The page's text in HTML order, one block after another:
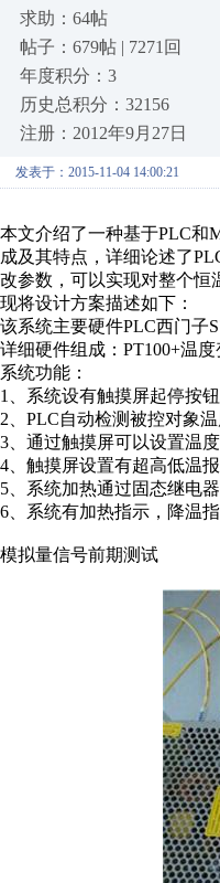
求助：64帖
帖子：679帖 | 7271回
年度积分：3
历史总积分：32156
注册：2012年9月27日
发表于：2015-11-04 14:00:21
本文介绍了一种基于PLC和
成及其特点，详细论述了
改参数，可以实现对整个恒
现将设计方案描述如下：
该系统主要硬件PLC西门子
详细硬件组成：PT100+温
系统功能：
1、系统设有触摸屏起停按
2、PLC自动检测被控对象
3、通过触摸屏可以设置温
4、触摸屏设置有超高低温
5、系统加热通过固态继电
6、系统有加热指示，降温
模拟量信号前期测试